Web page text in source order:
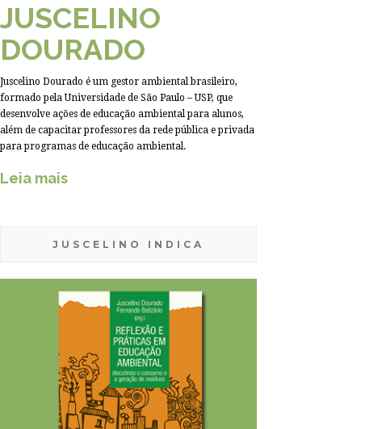
JUSCELINO
DOURADO
Juscelino Dourado é um gestor ambiental brasileiro,
formado pela Universidade de São Paulo – USP, que
desenvolve ações de educação ambiental para alunos,
além de capacitar professores da rede pública e privada
para programas de educação ambiental.
Leia mais
JUSCELINO INDICA